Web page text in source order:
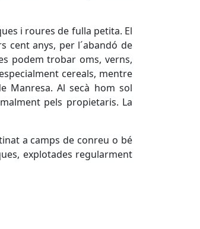
i roures de fulla petita. El
cent anys, per l´abandó de
podem trobar oms, verns,
cereals, mentre
Manresa. Al secà hom sol
pels propietaris. La
a camps de conreu o bé
explotades regularment